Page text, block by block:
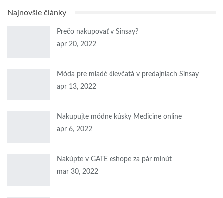
Najnovšie články
Prečo nakupovať v Sinsay?
apr 20, 2022
Móda pre mladé dievčatá v predajniach Sinsay
apr 13, 2022
Nakupujte módne kúsky Medicine online
apr 6, 2022
Nakúpte v GATE eshope za pár minút
mar 30, 2022